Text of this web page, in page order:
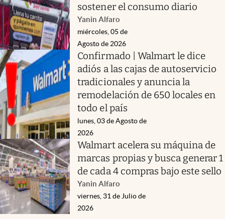
sostener el consumo diario
Yanin Alfaro
miércoles, 05 de
Agosto de 2026
Confirmado | Walmart le dice
adiós a las cajas de autoservicio
tradicionales y anuncia la
remodelación de 650 locales en
todo el país
lunes, 03 de Agosto de
2026
Walmart acelera su máquina de
marcas propias y busca generar 1
de cada 4 compras bajo este sello
Yanin Alfaro
viernes, 31 de Julio de
2026